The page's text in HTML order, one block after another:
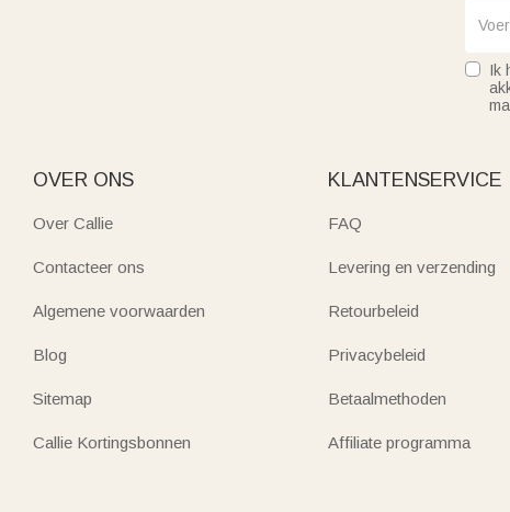
Ik
OVER ONS
Over Callie
Contacteer ons
Algemene voorwaarden
Blog
Sitemap
Callie Kortingsbonnen
KLANTENSERVICE
FAQ
Levering en verzending
Retourbeleid
Privacybeleid
Betaalmethoden
Affiliate programma